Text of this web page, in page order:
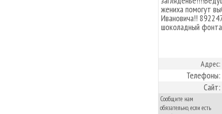
жениха помогут
Ивановича!!
шоколадный
Адрес:
Телефоны:
Сайт:
Сообщите нам
обязательно, если есть